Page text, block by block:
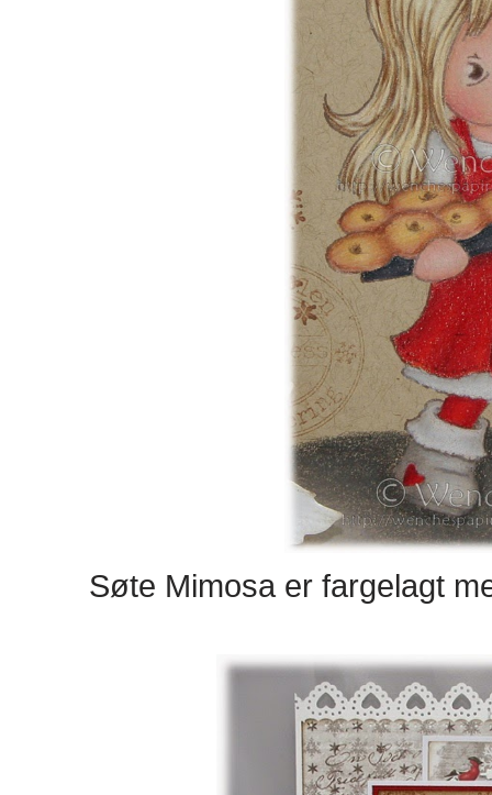
Søte Mimosa er fargelagt